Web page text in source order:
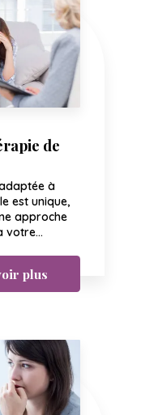
de
à
est unique,
approche
votre...
plus